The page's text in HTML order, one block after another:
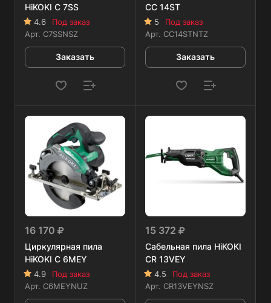
HiKOKI C 7SS
4.6
Под заказ
Арт. C7SSNSZ
Заказать
CC 14ST
5
Под заказ
Арт. CC14STNTZ
Заказать
16 170
Циркулярная пила
HiKOKI C 6MEY
4.9
Под заказ
Арт. C6MEYNUZ
15 372
Сабельная пила HiKOKI
CR 13VEY
4.5
Под заказ
Арт. CR13VEYNSZ